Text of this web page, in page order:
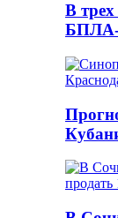
В
БПЛА-